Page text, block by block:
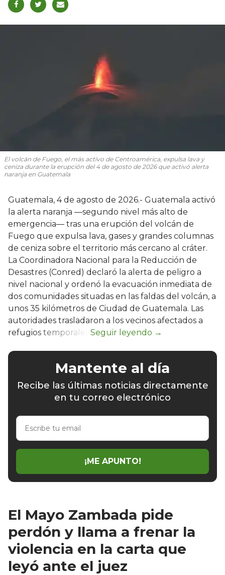
El volcán de Fuego, el más activo de Centroamérica, expulsa lava y
ceniza durante la erupción del 4 de agosto de 2026 que activó alerta
naranja en Guatemala
Guatemala, 4 de agosto de 2026.- Guatemala activó
la alerta naranja —segundo nivel más alto de
emergencia— tras una erupción del volcán de
Fuego que expulsa lava, gases y grandes columnas
de ceniza sobre el territorio más cercano al cráter.
La Coordinadora Nacional para la Reducción de
Desastres (Conred) declaró la alerta de peligro a
nivel nacional y ordenó la evacuación inmediata de
dos comunidades situadas en las faldas del volcán, a
unos 35 kilómetros de Ciudad de Guatemala. Las
autoridades trasladaron a los vecinos afectados a
refugios temporales.
Mantente al día
Recibe las últimas noticias directamente
en tu correo electrónico
Escribe
email
¡ME APUNTO!
El Mayo Zambada pide
perdón y llama a frenar la
violencia en la carta que
leyó ante el juez